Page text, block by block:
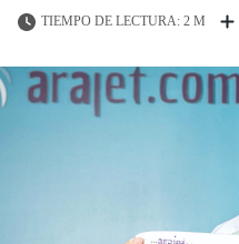
TIEMPO DE LECTURA: 2 M